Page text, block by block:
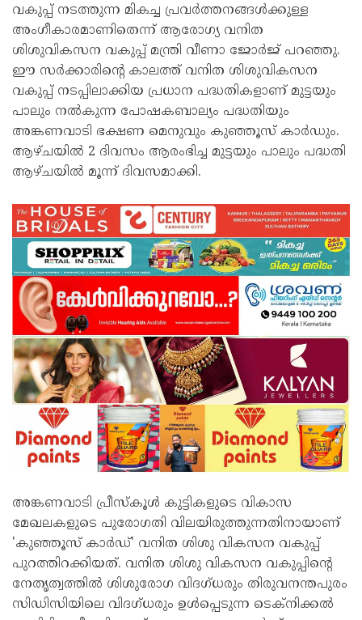
വകുപ്പ് നടത്തുന്ന മികച്ച പ്രവര്‍ത്തനങ്ങള്‍ക്കുള്ള
അംഗീകാരമാണിതെന്ന് ആരോഗ്യ വനിത
ശിശുവികസന വകുപ്പ് മന്ത്രി വീണാ ജോര്‍ജ് പറഞ്ഞു.
ഈ സര്‍ക്കാരിന്റെ കാലത്ത് വനിത ശിശുവികസന
വകുപ്പ് നടപ്പിലാക്കിയ പ്രധാന പദ്ധതികളാണ് മുട്ടയും
പാലും നല്‍കുന്ന പോഷകബാല്യം പദ്ധതിയും
അങ്കണവാടി ഭക്ഷണ മെനുവും കുഞ്ഞൂസ് കാര്‍ഡും.
ആഴ്ചയില്‍ 2 ദിവസം ആരംഭിച്ച മുട്ടയും പാലും പദ്ധതി
ആഴ്ചയില്‍ മൂന്ന് ദിവസമാക്കി.
അങ്കണവാടി പ്രീസ്‌കൂള്‍ കുട്ടികളുടെ വികാസ
മേഖലകളുടെ പുരോഗതി വിലയിരുത്തുന്നതിനായാണ്
'കുഞ്ഞൂസ് കാര്‍ഡ്' വനിത ശിശു വികസന വകുപ്പ്
പുറത്തിറക്കിയത്. വനിത ശിശു വികസന വകുപ്പിന്റെ
നേതൃത്വത്തില്‍ ശിശുരോഗ വിദഗ്ധരും തിരുവനന്തപുരം
സിഡിസിയിലെ വിദഗ്ധരും ഉള്‍പ്പെടുന്ന ടെക്‌നിക്കല്‍